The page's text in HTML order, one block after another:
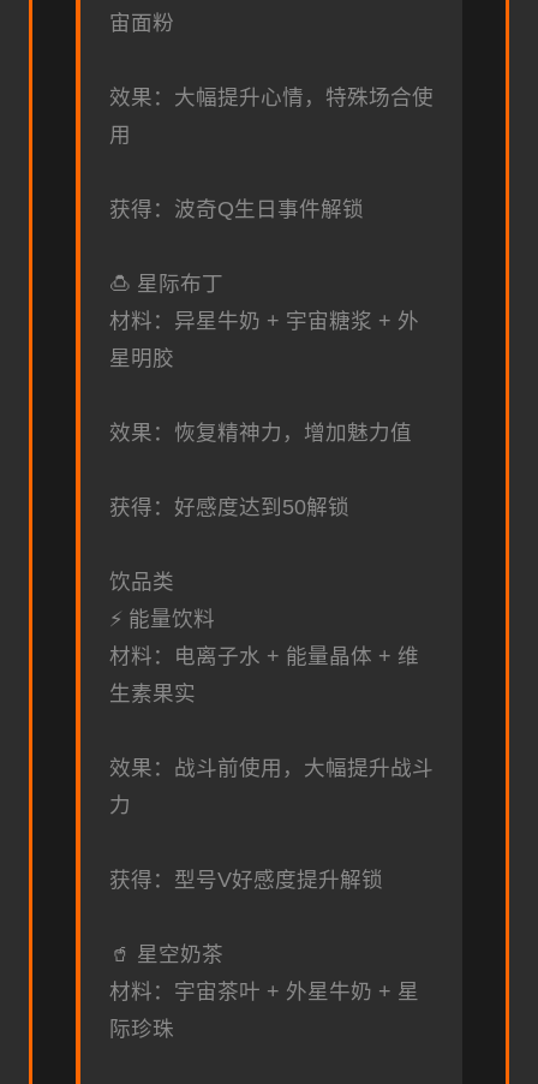
宙面粉
效果：大幅提升心情，特殊场合使
用
获得：波奇Q生日事件解锁
🍮 星际布丁
材料：异星牛奶 + 宇宙糖浆 + 外
星明胶
效果：恢复精神力，增加魅力值
获得：好感度达到50解锁
饮品类
⚡ 能量饮料
材料：电离子水 + 能量晶体 + 维
生素果实
效果：战斗前使用，大幅提升战斗
力
获得：型号V好感度提升解锁
🥤 星空奶茶
材料：宇宙茶叶 + 外星牛奶 + 星
际珍珠